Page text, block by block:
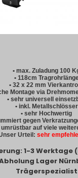
• max. Zuladung 100
• 118cm
• 32 x 22 mm
Montage via
• sehr universell
• inkl. Metallschlösser
• sehr Hochwertig
gegen
umrüstbar auf viele
Urteil: sehr
1-3 Werktage
Lager
Trägerspezialist